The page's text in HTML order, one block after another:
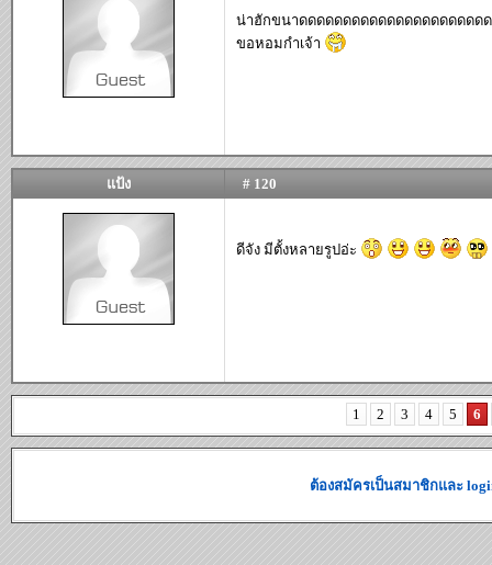
น่าฮักขนาดดดดดดดดดดดดดดดดดดดดดด
ขอหอมกำเจ้า
แป้ง # 120
ดีจัง มีตั้งหลายรูปอ่ะ
1 2 3 4 5 6
ต้องสมัครเป็นสมาชิกและ